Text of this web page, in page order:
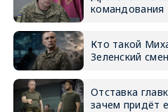
командования
Кто такой
Зеленский
Отставка
зачем придёт